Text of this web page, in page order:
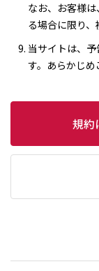
なお、お客様
る場合に限り、
当サイトは、
す。あらかじめ
規約